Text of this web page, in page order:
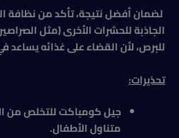
لضمان أفضل نتيجة، تأكد من نظافة
الجاذبة للحشرات الأخرى (مثل
للبرص، لأن القضاء على غذائه يساعد
تحذيرات:
جيل كومباكت للتخلص من
متناول الأطفال.